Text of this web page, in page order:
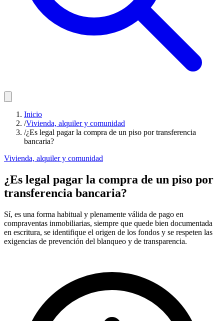
Inicio
/Vivienda, alquiler y comunidad
/¿Es legal pagar la compra de un piso por transferencia
bancaria?
Vivienda, alquiler y comunidad
¿Es legal pagar la compra de un piso por
transferencia bancaria?
Sí, es una forma habitual y plenamente válida de pago en
compraventas inmobiliarias, siempre que quede bien documentada
en escritura, se identifique el origen de los fondos y se respeten las
exigencias de prevención del blanqueo y de transparencia.